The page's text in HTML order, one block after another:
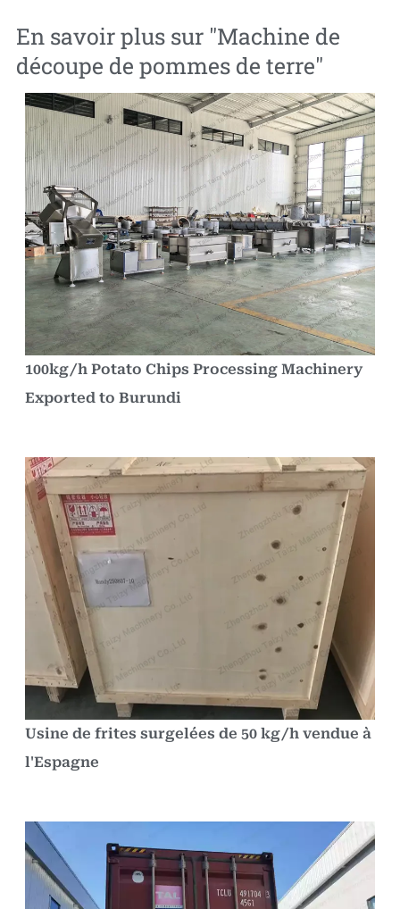
En savoir plus sur "Machine de
découpe de pommes de terre"
100kg/h Potato Chips Processing Machinery
Exported to Burundi
Usine de frites surgelées de 50 kg/h vendue à
l'Espagne